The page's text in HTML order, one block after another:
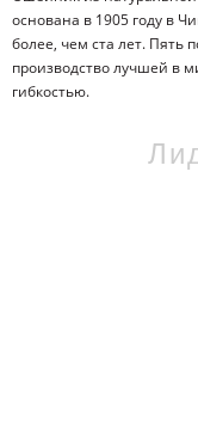
основана в 1905 году в
более, чем ста лет. Пять
производство лучшей в
гибкостью.